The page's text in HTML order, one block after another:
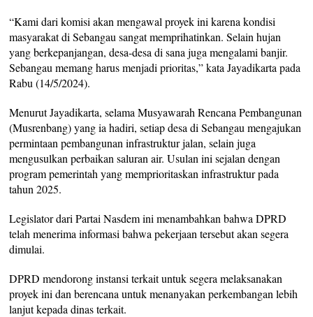
“Kami dari komisi akan mengawal proyek ini karena kondisi
masyarakat di Sebangau sangat memprihatinkan. Selain hujan
yang berkepanjangan, desa-desa di sana juga mengalami banjir.
Sebangau memang harus menjadi prioritas,” kata Jayadikarta pada
Rabu (14/5/2024).
Menurut Jayadikarta, selama Musyawarah Rencana Pembangunan
(Musrenbang) yang ia hadiri, setiap desa di Sebangau mengajukan
permintaan pembangunan infrastruktur jalan, selain juga
mengusulkan perbaikan saluran air. Usulan ini sejalan dengan
program pemerintah yang memprioritaskan infrastruktur pada
tahun 2025.
Legislator dari Partai Nasdem ini menambahkan bahwa DPRD
telah menerima informasi bahwa pekerjaan tersebut akan segera
dimulai.
DPRD mendorong instansi terkait untuk segera melaksanakan
proyek ini dan berencana untuk menanyakan perkembangan lebih
lanjut kepada dinas terkait.